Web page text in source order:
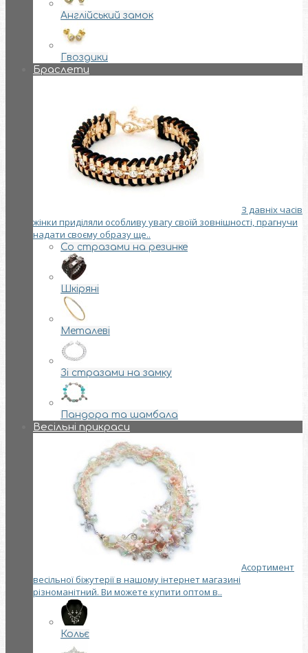
Англійський замок
Гвоздики
Браслети
З давніх часів
жінки приділяли особливу увагу своїй зовнішності, прагнучи
надати своєму образу ще..
Со стразами на резинке
Шкіряні
Металеві
Зі стразами на замку
Пандора та шамбала
Весільні прикраси
Асортимент
весільної біжутерії в нашому інтернет магазині
різноманітний. Ви можете купити оптом в..
Кольє